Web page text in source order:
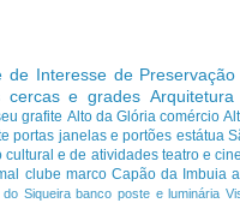
de Interesse de Preservação
cercas e grades
grafite Alto da Glória comércio
portas janelas e portões estátua
cultural e de atividades teatro e
clube marco Capão da Imbuia
do Siqueira banco poste e luminária